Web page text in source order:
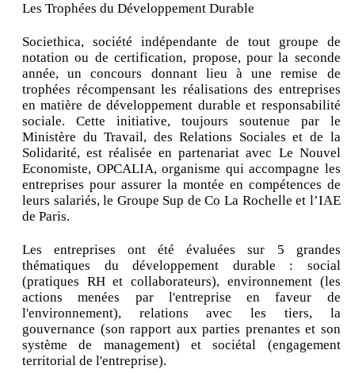
Les Trophées du Développement Durable
Societhica, société indépendante de tout groupe de
notation ou de certification, propose, pour la seconde
année, un concours donnant lieu à une remise de
trophées récompensant les réalisations des entreprises
en matière de développement durable et responsabilité
sociale. Cette initiative, toujours soutenue par le
Ministère du Travail, des Relations Sociales et de la
Solidarité, est réalisée en partenariat avec Le Nouvel
Economiste, OPCALIA, organisme qui accompagne les
entreprises pour assurer la montée en compétences de
leurs salariés, le Groupe Sup de Co La Rochelle et l’IAE
de Paris.
Les entreprises ont été évaluées sur 5 grandes
thématiques du développement durable : social
(pratiques RH et collaborateurs), environnement (les
actions menées par l'entreprise en faveur de
l'environnement), relations avec les tiers, la
gouvernance (son rapport aux parties prenantes et son
système de management) et sociétal (engagement
territorial de l'entreprise).